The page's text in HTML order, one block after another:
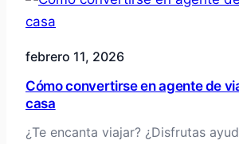
febrero 11, 2026
Cómo convertirse en agente de
casa
¿Te encanta viajar? ¿Disfrutas